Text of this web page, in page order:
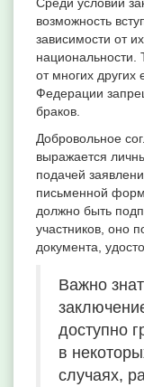
возможность
зависимости от
национальности.
от многих других
Федерации
браков.
Добровольное
выражается
подачей
письменной
должно быть
участников, оно
документа,
Важно
доступно
в
случаях,